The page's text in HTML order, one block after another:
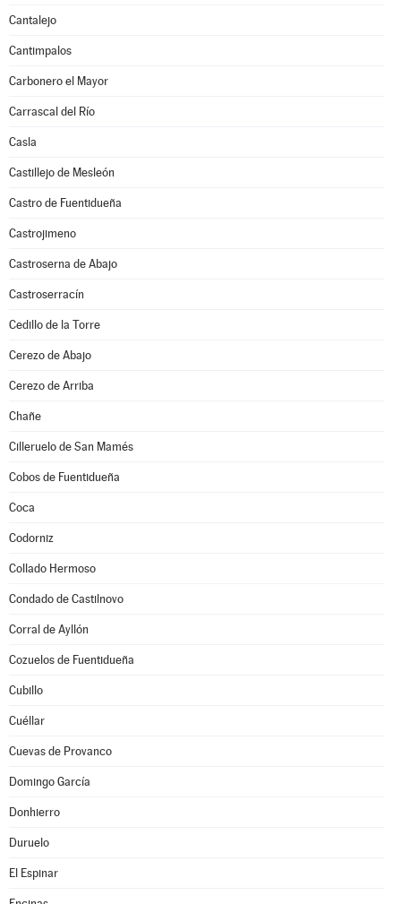
Cantalejo
Cantimpalos
Carbonero el Mayor
Carrascal del Río
Casla
Castillejo de Mesleón
Castro de Fuentidueña
Castrojimeno
Castroserna de Abajo
Castroserracín
Cedillo de la Torre
Cerezo de Abajo
Cerezo de Arriba
Chañe
Cilleruelo de San Mamés
Cobos de Fuentidueña
Coca
Codorniz
Collado Hermoso
Condado de Castilnovo
Corral de Ayllón
Cozuelos de Fuentidueña
Cubillo
Cuéllar
Cuevas de Provanco
Domingo García
Donhierro
Duruelo
El Espinar